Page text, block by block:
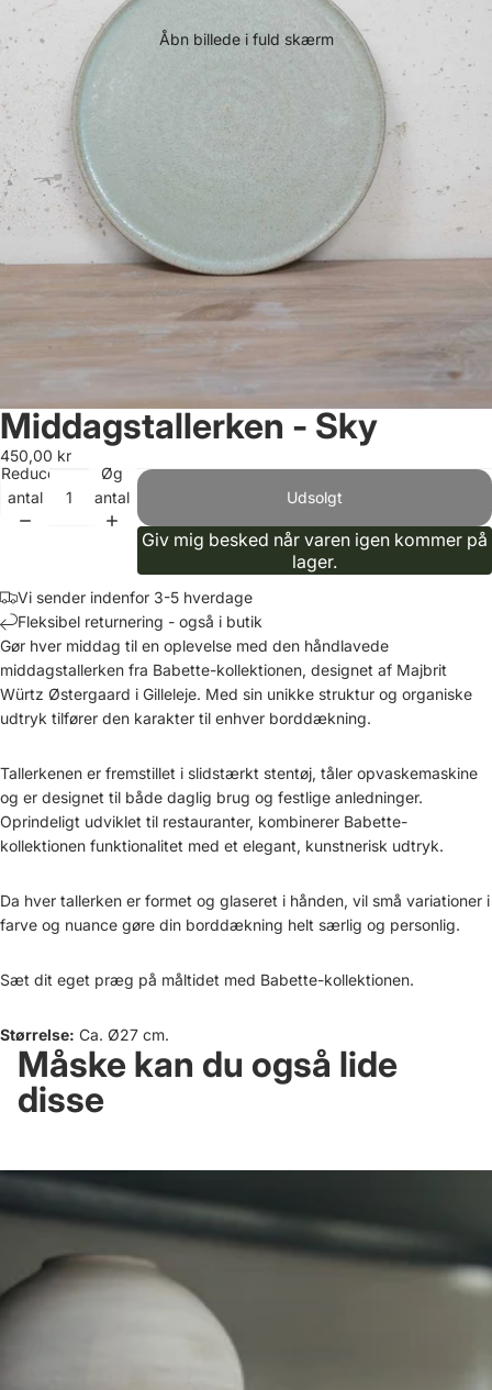
Åbn billede i fuld skærm
Middagstallerken - Sky
450,00 kr
Reducer
antal
Øg
antal
Udsolgt
Giv mig besked når varen igen kommer på
lager.
Vi sender indenfor 3-5 hverdage
Fleksibel returnering - også i butik
Gør hver middag til en oplevelse med den håndlavede
middagstallerken fra Babette-kollektionen, designet af Majbrit
Würtz Østergaard i Gilleleje. Med sin unikke struktur og organiske
udtryk tilfører den karakter til enhver borddækning.
Tallerkenen er fremstillet i slidstærkt stentøj, tåler opvaskemaskine
og er designet til både daglig brug og festlige anledninger.
Oprindeligt udviklet til restauranter, kombinerer Babette-
kollektionen funktionalitet med et elegant, kunstnerisk udtryk.
Da hver tallerken er formet og glaseret i hånden, vil små variationer i
farve og nuance gøre din borddækning helt særlig og personlig.
Sæt dit eget præg på måltidet med Babette-kollektionen.
Størrelse: Ca. Ø27 cm.
Måske kan du også lide
disse
ORDRE?
Tilmeld dig vores nyhedsbrev og vær den første,
der får besked om nye kollektioner, særlige
kampagner og vores populære 2. sorteringssalg.
Som velkomst får du 15% rabat på din første ordre
– direkte i din indbakke.
Navn
Email
Ja tak, send mig rabatten
NEJ TAK!